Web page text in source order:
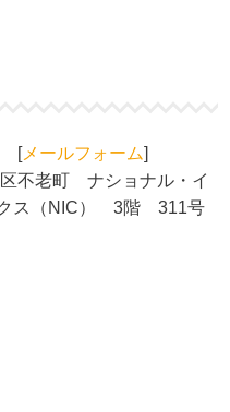
[メールフォーム]
不老町 ナショナル・イ
クス（NIC） 3階 311号